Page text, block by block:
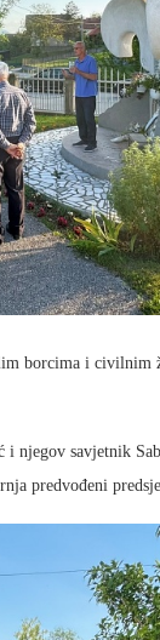
borcima i civilnim
savjetnik
predvođeni